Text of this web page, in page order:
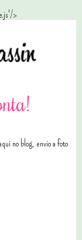
>
no blog, envio a foto